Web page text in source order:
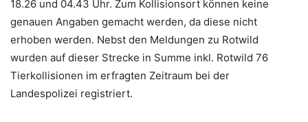
18.26 und 04.43 Uhr. Zum Kollisionsort können keine
genauen Angaben gemacht werden, da diese nicht
erhoben werden. Nebst den Meldungen zu Rotwild
wurden auf dieser Strecke in Summe inkl. Rotwild 76
Tierkollisionen im erfragten Zeitraum bei der
Landespolizei registriert.